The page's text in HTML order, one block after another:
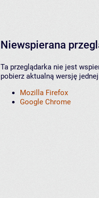
Niewspierana
Ta przeglądarka nie jest
pobierz aktualną wersję
Mozilla Firefox
Google Chrome